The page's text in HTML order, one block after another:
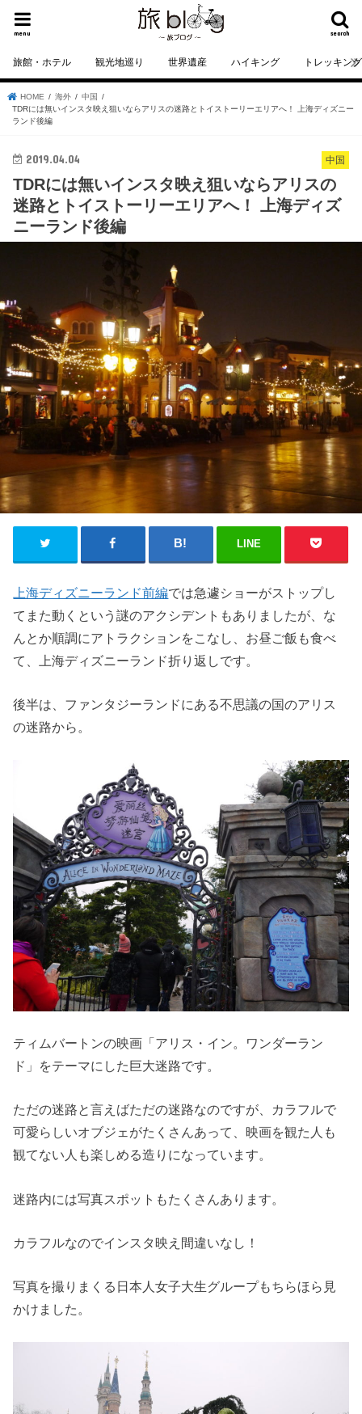
search
menu
旅館・ホテル 観光地巡り 世界遺産 ハイキング トレッキング
HOME 海外
中国
TDRには無いインスタ映え狙いならアリスの迷路とトイストーリーエリアへ！ 上海ディズニー
ランド後編
中国
2019.04.04
TDRには無いインスタ映え狙いならアリスの
迷路とトイストーリーエリアへ！ 上海ディズ
ニーランド後編
LINE
上海ディズニーランド前編では急遽ショーがストップし
てまた動くという謎のアクシデントもありましたが、な
んとか順調にアトラクションをこなし、お昼ご飯も食べ
て、上海ディズニーランド折り返しです。
後半は、ファンタジーランドにある不思議の国のアリス
の迷路から。
ティムバートンの映画「アリス・イン。ワンダーラン
ド」をテーマにした巨大迷路です。
ただの迷路と言えばただの迷路なのですが、カラフルで
可愛らしいオブジェがたくさんあって、映画を観た人も
観てない人も楽しめる造りになっています。
迷路内には写真スポットもたくさんあります。
カラフルなのでインスタ映え間違いなし！
写真を撮りまくる日本人女子大生グループもちらほら見
かけました。